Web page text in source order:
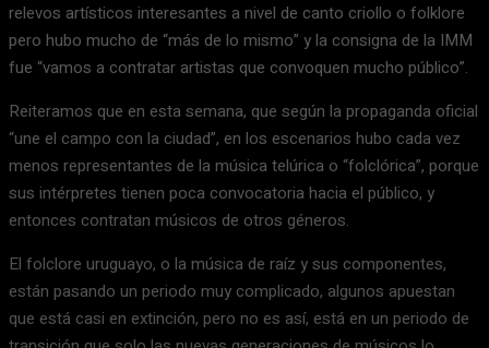
relevos artísticos interesantes a nivel de canto criollo o folklore
pero hubo mucho de “más de lo mismo” y la consigna de la IMM
fue “vamos a contratar artistas que convoquen mucho público”.
Reiteramos que en esta semana, que según la propaganda oficial
“une el campo con la ciudad”, en los escenarios hubo cada vez
menos representantes de la música telúrica o “folclórica”, porque
sus intérpretes tienen poca convocatoria hacia el público, y
entonces contratan músicos de otros géneros.
El folclore uruguayo, o la música de raíz y sus componentes,
están pasando un periodo muy complicado, algunos apuestan
que está casi en extinción, pero no es así, está en un periodo de